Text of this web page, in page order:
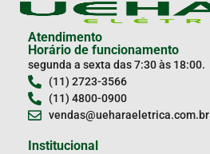
Atendimento
Horário de funcionamento
segunda a sexta das 7:30 às 18:00.
(11) 2723-3566
(11) 4800-0900
vendas@ueharaeletrica.com.br
Institucional